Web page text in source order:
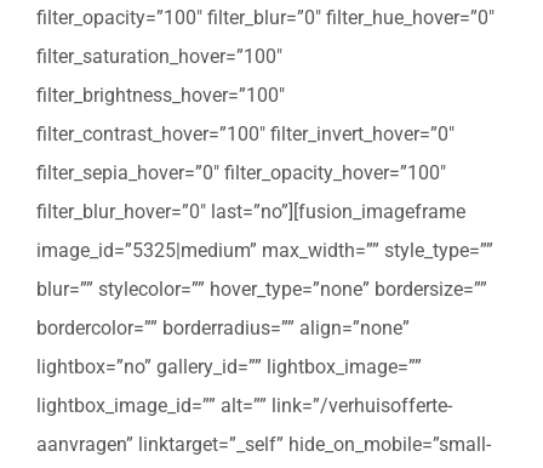
filter_opacity=”100″ filter_blur=”0″ filter_hue_hover=”0″
filter_saturation_hover=”100″
filter_brightness_hover=”100″
filter_contrast_hover=”100″ filter_invert_hover=”0″
filter_sepia_hover=”0″ filter_opacity_hover=”100″
filter_blur_hover=”0″ last=”no”][fusion_imageframe
image_id=”5325|medium” max_width=”” style_type=””
blur=”” stylecolor=”” hover_type=”none” bordersize=””
bordercolor=”” borderradius=”” align=”none”
lightbox=”no” gallery_id=”” lightbox_image=””
lightbox_image_id=”” alt=”” link=”/verhuisofferte-
aanvragen” linktarget=”_self” hide_on_mobile=”small-